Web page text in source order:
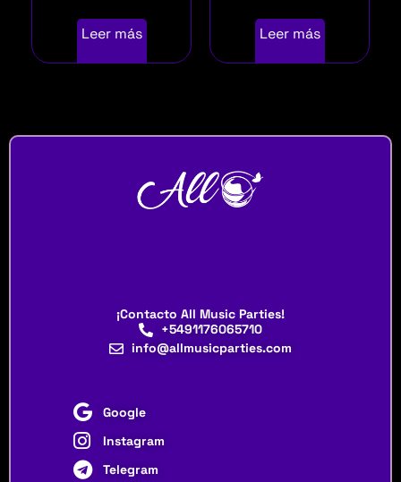
Leer más Leer más
¡Contacto All Music Parties!
+5491176065710
info@allmusicparties.com
Google
Instagram
Telegram